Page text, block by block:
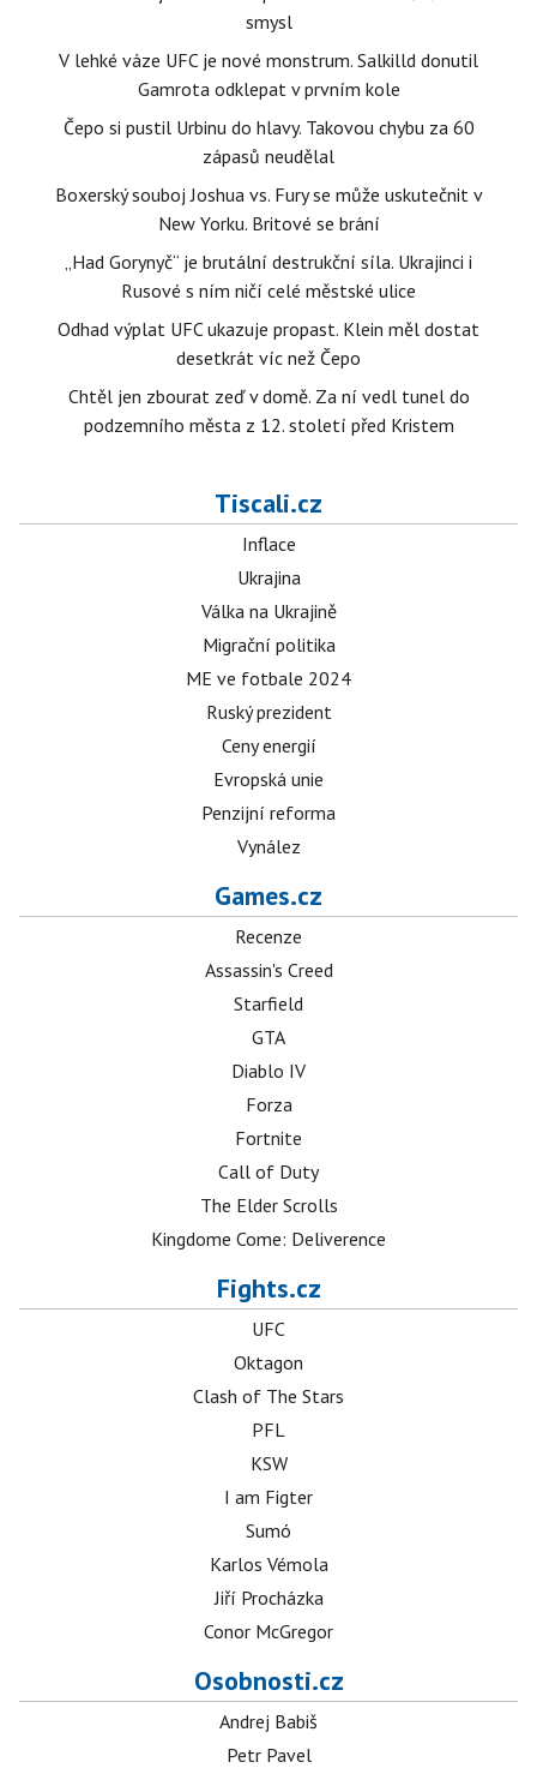
smysl
V lehké váze UFC je nové monstrum. Salkilld donutil
Gamrota odklepat v prvním kole
Čepo si pustil Urbinu do hlavy. Takovou chybu za 60
zápasů neudělal
Boxerský souboj Joshua vs. Fury se může uskutečnit v
New Yorku. Britové se brání
„Had Gorynyč“ je brutální destrukční síla. Ukrajinci i
Rusové s ním ničí celé městské ulice
Odhad výplat UFC ukazuje propast. Klein měl dostat
desetkrát víc než Čepo
Chtěl jen zbourat zeď v domě. Za ní vedl tunel do
podzemního města z 12. století před Kristem
Tiscali.cz
Inflace
Ukrajina
Válka na Ukrajině
Migrační politika
ME ve fotbale 2024
Ruský prezident
Ceny energií
Evropská unie
Penzijní reforma
Vynález
Games.cz
Recenze
Assassin's Creed
Starfield
GTA
Diablo IV
Forza
Fortnite
Call of Duty
The Elder Scrolls
Kingdome Come: Deliverence
Fights.cz
UFC
Oktagon
Clash of The Stars
PFL
KSW
I am Figter
Sumó
Karlos Vémola
Jiří Procházka
Conor McGregor
Osobnosti.cz
Andrej Babiš
Petr Pavel